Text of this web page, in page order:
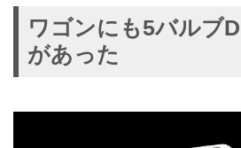
ワゴンにも5バルブ
があった